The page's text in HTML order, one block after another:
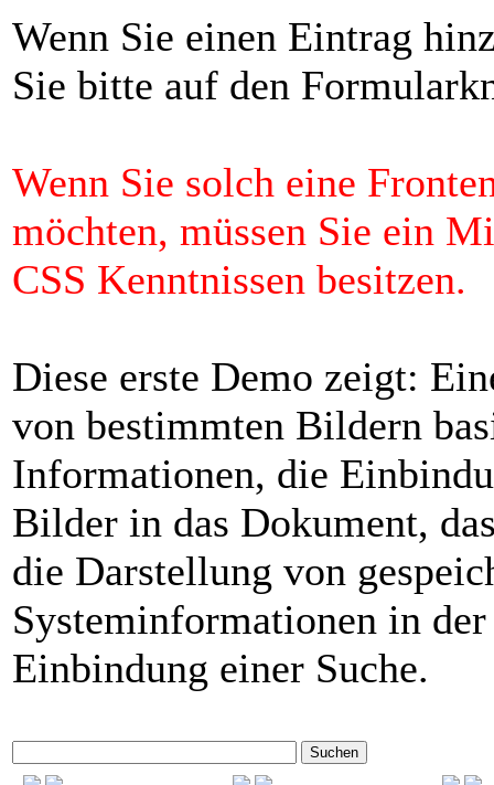
Wenn Sie einen Eintrag
Sie bitte auf den
Wenn Sie solch eine
möchten, müssen Sie ein
CSS Kenntnissen besitzen.
Diese erste Demo zeigt:
von bestimmten Bildern
Informationen, die
Bilder in das Dokument,
die Darstellung von
Systeminformationen in
Einbindung einer Suche.
Suchen